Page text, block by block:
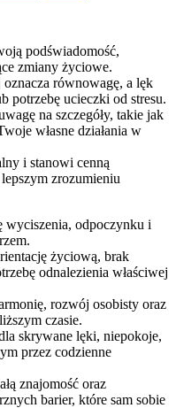
podświadomość,
zmiany życiowe.
równowagę, a lęk
potrzebę ucieczki od stresu.
na szczegóły, takie jak
własne działania w
i stanowi cenną
zrozumieniu
wyciszenia, odpoczynku i
życiową, brak
odnalezienia właściwej
rozwój osobisty oraz
czasie.
skrywane lęki, niepokoje,
przez codzienne
znajomość oraz
barier, które sam sobie